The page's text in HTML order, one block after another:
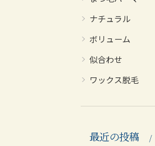
ナチュラル
ボリューム
似合わせ
ワックス脱毛
最近の投稿